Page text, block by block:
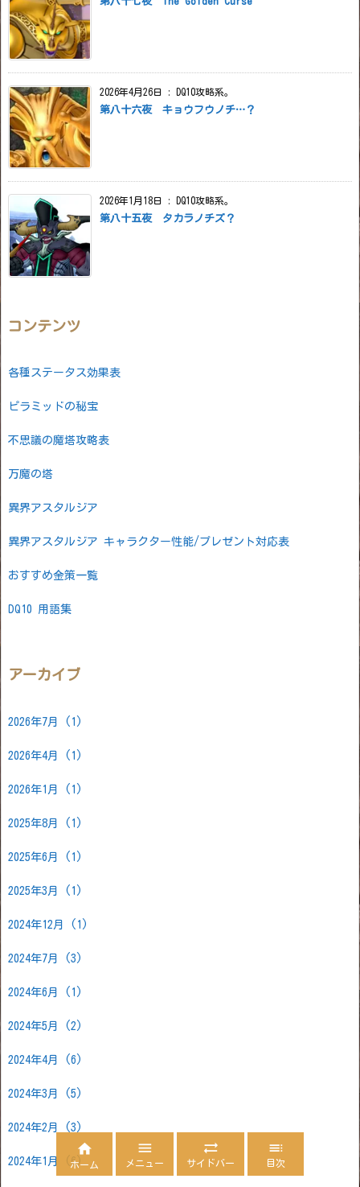
2026年4月26日 : DQ10攻略系。
第八十六夜 キョウフウノチ…？
2026年1月18日 : DQ10攻略系。
第八十五夜 タカラノチズ？
コンテンツ
各種ステータス効果表
ピラミッドの秘宝
不思議の魔塔攻略表
万魔の塔
異界アスタルジア
異界アスタルジア キャラクター性能/プレゼント対応表
おすすめ金策一覧
DQ10 用語集
アーカイブ
2026年7月 (1)
2026年4月 (1)
2026年1月 (1)
2025年8月 (1)
2025年6月 (1)
2025年3月 (1)
2024年12月 (1)
2024年7月 (3)
2024年6月 (1)
2024年5月 (2)
2024年4月 (6)
2024年3月 (5)
2024年2月 (3)
2024年1月 (6)

ホーム

メニュー

サイドバー

目次